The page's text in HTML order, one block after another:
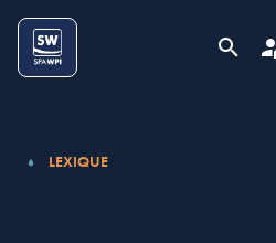
LEXIQUE